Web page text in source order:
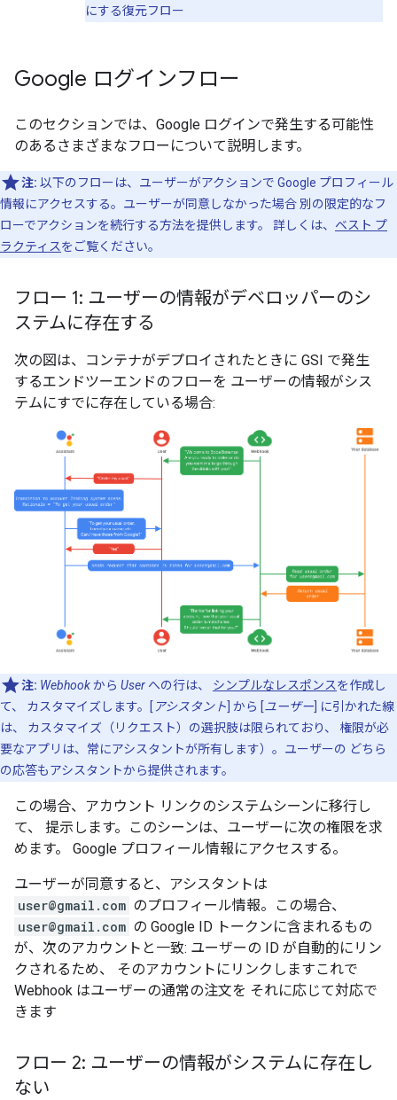
にする復元フロー
Google ログインフロー
このセクションでは、Google ログインで発生する可能性
のあるさまざまなフローについて説明します。
注: 以下のフローは、ユーザーがアクションで Google プロフィール
情報にアクセスする。ユーザーが同意しなかった場合 別の限定的なフ
ローでアクションを続行する方法を提供します。 詳しくは、 ベスト プ
ラクティスをご覧ください。
フロー 1: ユーザーの情報がデベロッパーのシ
ステムに存在する
次の図は、コンテナがデプロイされたときに GSI で発生
するエンドツーエンドのフローを ユーザーの情報がシス
テムにすでに存在している場合:
注: Webhookから User への行は、 シンプルなレスポンスを作成し
て、 カスタマイズします。[ アシスタント ] から [ユーザー ] に引かれた線
は、 カスタマイズ（リクエスト）の選択肢は限られており、 権限が必
要なアプリは、常にアシスタントが所有します）。ユーザーの どちら
の応答もアシスタントから提供されます。
この場合、アカウント リンクのシステムシーンに移行し
て、 提示します。このシーンは、ユーザーに次の権限を求
めます。 Google プロフィール情報にアクセスする。
ユーザーが同意すると、アシスタントは
user@gmail.com のプロフィール情報。この場合、
user@gmail.com の Google ID トークンに含まれるもの
が、次のアカウントと一致: ユーザーの ID が自動的にリン
クされるため、 そのアカウントにリンクしますこれで
Webhook はユーザーの通常の注文を それに応じて対応で
きます
フロー 2: ユーザーの情報がシステムに存在し
ない